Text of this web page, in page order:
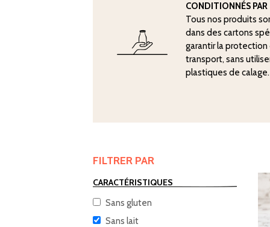
CONDITIONNÉS
Tous nos produits
dans des cartons
garantir la
transport, sans
plastiques de calage.
FILTRER PAR
CARACTÉRISTIQUES
Sans gluten
Sans lait